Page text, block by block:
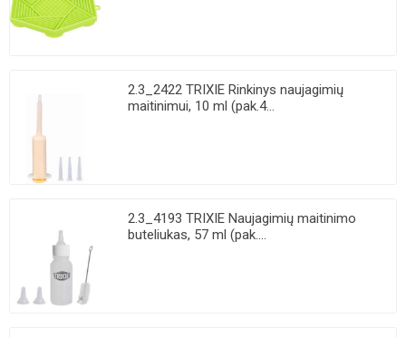
2.3_2422 TRIXIE Rinkinys naujagimių
maitinimui, 10 ml (pak.4...
2.3_4193 TRIXIE Naujagimių maitinimo
buteliukas, 57 ml (pak....